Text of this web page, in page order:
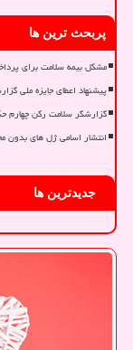
پربحث ترین ها
مشکل بیمه سلامت برای
پیشنهاد اعطای جایزه ملی
گزارشگر سلامت رکن چهارم
انتشار اسامی ژل های
جدیدترین ها